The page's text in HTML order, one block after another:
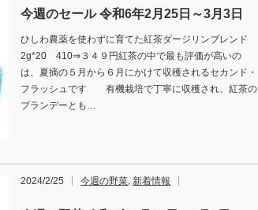
今週のセール 令和6年2月25日～3月3日
ひしわ農薬を使わずに育てた紅茶ダージリンブレンド
2g*20 410⇒３４９円紅茶の中で最も評価が高いの
は、夏摘の５月から６月にかけて収穫されるセカンド・
フラッシュです 有機栽培で丁寧に収穫され、紅茶の
ブランデーとも…
2024/2/25 今週の野菜, 新着情報